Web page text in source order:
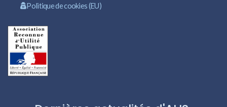
Politique de cookies (EU)